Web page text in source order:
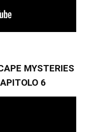
MYSTERIES
6